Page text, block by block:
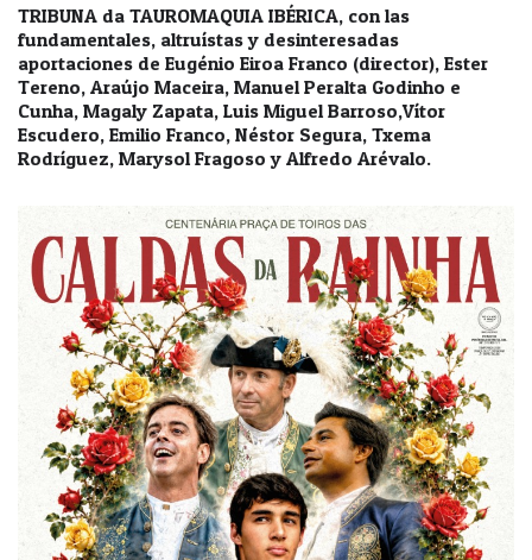
TRIBUNA da TAUROMAQUIA IBÉRICA, con las
fundamentales, altruístas y desinteresadas
aportaciones de Eugénio Eiroa Franco (director), Ester
Tereno, Araújo Maceira, Manuel Peralta Godinho e
Cunha, Magaly Zapata, Luis Miguel Barroso,Vítor
Escudero, Emilio Franco, Néstor Segura, Txema
Rodríguez, Marysol Fragoso y Alfredo Arévalo.